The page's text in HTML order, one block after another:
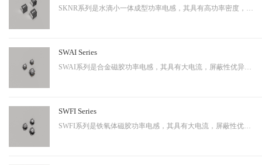
SKNR系列是水滴小一体成型功率电感，其具有高功率密度，屏蔽性出色等特性，适用于中大功率。
SWAI Series
SWAI系列是合金磁胶功率电感，其具有大电流，屏蔽性优异等特性，应用广泛。
SWFI Series
SWFI系列是铁氧体磁胶功率电感，其具有大电流，屏蔽性优异，性价比高等特性，应用广泛。